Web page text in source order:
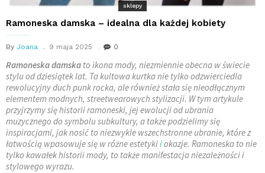
sklepy
Ramoneska damska – idealna dla każdej kobiety
By Joana 9 maja 2025 0
Ramoneska damska to ikona mody, niezmiennie obecna w świecie
stylu od dziesiątek lat. Ta kultowa kurtka nie tylko odzwierciedla
rewolucyjny duch punk rocka, ale również stała się nieodłącznym
elementem modnych, streetwearowych stylizacji. W tym artykule
przyjrzymy się historii ramoneski, jej ewolucji od ubrania
muzycznego do symbolu subkultury, a także podzielimy się
inspiracjami, jak nosić to niezwykle wszechstronne ubranie, które z
łatwością wpasowuje się w różne estetykiiokazje. Ramoneska to nie
tylko kawałek historii mody, to także manifestacja niezależności i
stylowego wyrazu.